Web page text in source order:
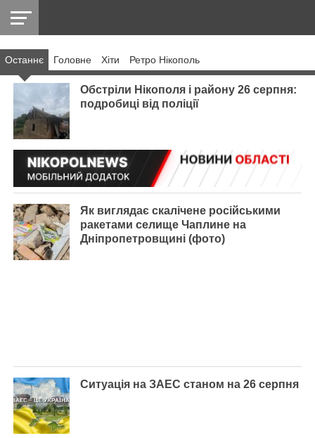
НІКОПОЛЬ
РАЙОН
СІЧЕСЛАВСЬКА
УКРАЇНА
РЕТРО
НІКОПОЛЬ
ЛАЙТ
УКРАЇНА
ДОПОМОГА
Останнє Головнe Хіти Ретро Нікополь
Обстріли Нікополя і району 26 серпня:
подробиці від поліції
Як виглядає скалічене російськими
ракетами селище Чаплине на
Дніпропетровщині (фото)
Ситуація на ЗАЕС станом на 26 серпня